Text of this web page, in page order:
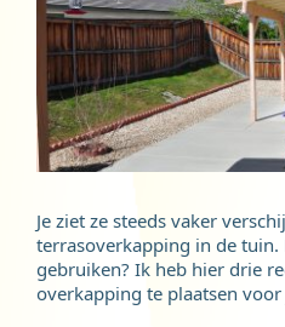
Je ziet ze steeds vaker
terrasoverkapping in de
gebruiken? Ik heb hier drie
overkapping te plaatsen voor